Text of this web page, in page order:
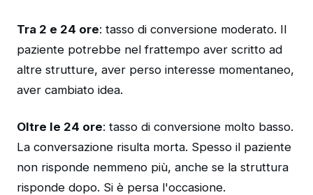
Tra 2 e 24 ore: tasso di conversione moderato. Il
paziente potrebbe nel frattempo aver scritto ad
altre strutture, aver perso interesse momentaneo,
aver cambiato idea.
Oltre le 24 ore: tasso di conversione molto basso.
La conversazione risulta morta. Spesso il paziente
non risponde nemmeno più, anche se la struttura
risponde dopo. Si è persa l'occasione.